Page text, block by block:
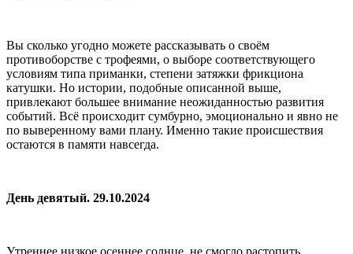
Вы сколько угодно можете рассказывать о своём
противоборстве с трофеями, о выборе соответствующего
условиям типа приманки, степени затяжки фрикциона
катушки. Но истории, подобные описанной выше,
привлекают большее внимание неожиданностью развития
событий. Всё происходит сумбурно, эмоционально и явно не
по выверенному вами плану. Именно такие происшествия
остаются в памяти навсегда.
День девятый. 29.10.2024
Утреннее низкое осеннее солнце, не смогло растопить